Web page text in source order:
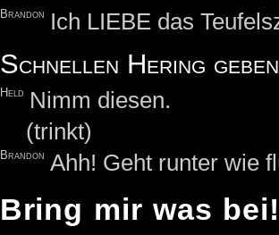
Brandon Ich LIEBE das
Schnellen Hering geben
Held
Nimm diesen.
(trinkt)
Brandon Ahh! Geht runter wie
Bring mir was bei!